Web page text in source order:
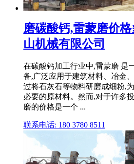
磨碳酸钙,雷蒙磨价
山机械有限公司
在碳酸钙加工行业中,雷蒙磨 是
备,广泛应用于建筑材料、冶金
过将石灰石等物料研磨成细粉,
必要的原材料。然而,对于许多
磨的价格是一个 ...
联系电话: 180 3780 8511